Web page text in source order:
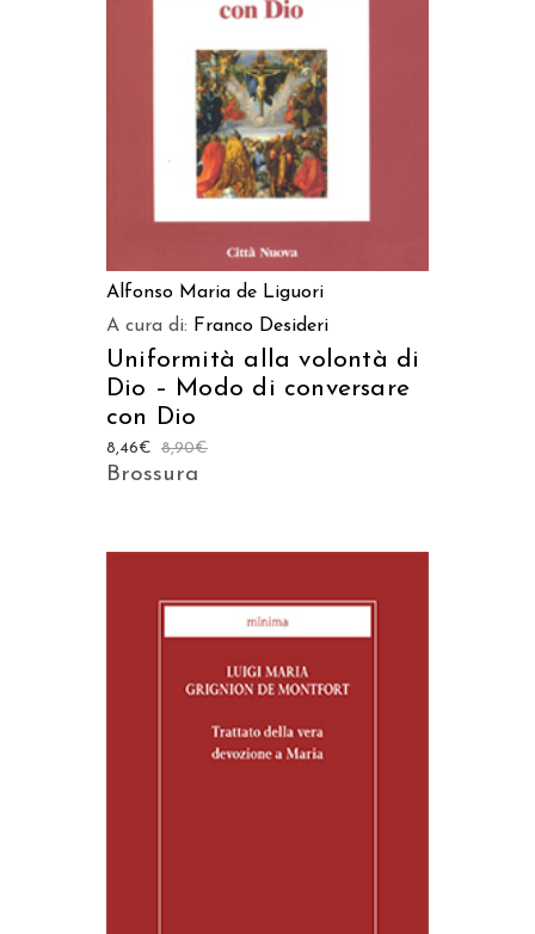
Alfonso Maria de Liguori
A cura di: Franco Desideri
Uniformità alla volontà di
Dio – Modo di conversare
con Dio
8,90€
8,46€
Brossura